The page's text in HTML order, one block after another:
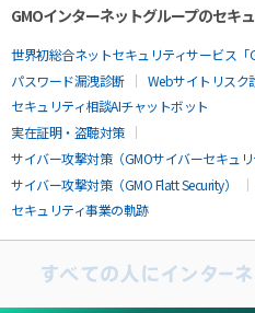
GMOインターネットグループのセキ
世界初総合ネットセキュリティサービス「
パスワード漏洩診断
Webサイトリスク
セキュリティ相談AIチャットボット
実在証明・盗聴対策
サイバー攻撃対策（GMOサイバーセキュリ
サイバー攻撃対策（GMO Flatt Security）
セキュリティ事業の軌跡